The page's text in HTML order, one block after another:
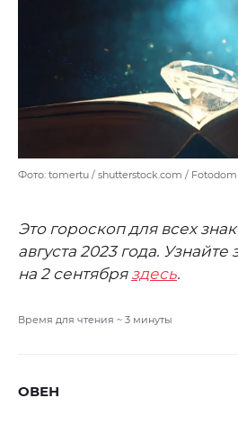
Фото: tomertu / shutterstock.com / Fotodom
Это гороскоп для всех
августа 2023 года.
на 2 сентября здесь.
Время для чтения ~ 3 минуты
ОВЕН